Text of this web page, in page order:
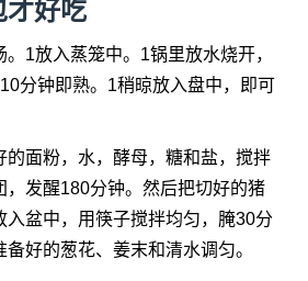
才好吃
1放入蒸笼中。1锅里放水烧开，
分钟即熟。1稍晾放入盘中，即可
的面粉，水，酵母，糖和盐，搅拌
，发醒180分钟。然后把切好的猪
入盆中，用筷子搅拌均匀，腌30分
好的葱花、姜末和清水调匀。